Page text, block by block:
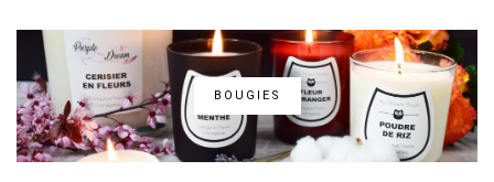
BOUGIES